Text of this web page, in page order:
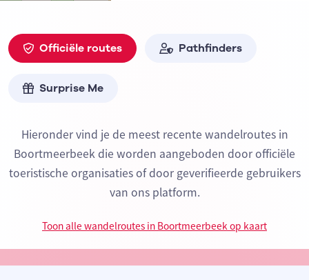
Officiële routes Pathfinders
Surprise Me
Hieronder vind je de meest recente wandelroutes in
Boortmeerbeek die worden aangeboden door officiële
toeristische organisaties of door geverifieerde gebruikers
van ons platform.
Toon alle wandelroutes in Boortmeerbeek op kaart